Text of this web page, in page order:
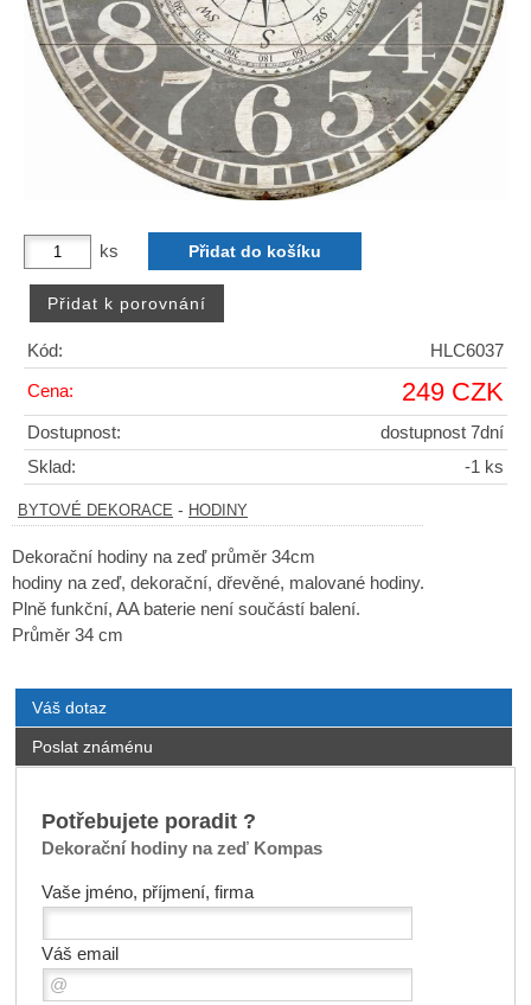
ks
Kód: HLC6037
Cena: 249 CZK
Dostupnost:
dostupnost 7dní
Sklad:
-1 ks
BYTOVÉ DEKORACE - HODINY
Dekorační hodiny na zeď průměr 34cm
hodiny na zeď, dekorační, dřevěné, malované hodiny.
Plně funkční, AA baterie není součástí balení.
Průměr 34 cm
Váš dotaz
Poslat známénu
Potřebujete poradit ?
Dekorační hodiny na zeď Kompas
Vaše jméno, příjmení, firma
Váš email